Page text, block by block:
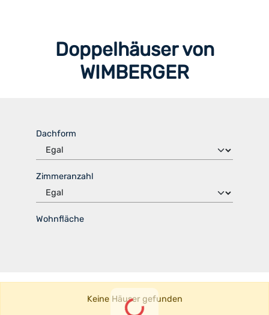
Doppelhäuser von
WIMBERGER
Dachform
Zimmeranzahl
Wohnfläche
Lade Häuser...
Keine Häuser gefunden